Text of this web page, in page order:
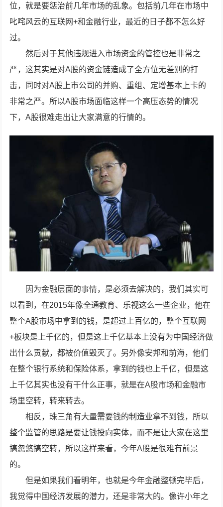
位，就是要惩治前几年市场的乱象。包括前几年在市场中
叱咤风云的互联网+和金融行业，最近的日子都不怎么好
过。
然后对于其他违规进入市场资金的管控也是非常之
严，这其实是对A股的资金链造成了全方位无差别的打
击，同时对A股上市公司的并购、重组、定增基本上卡的
非常之严。所以A股市场面临这样一个高压态势的情况
下，A股很难走出让大家满意的行情的。
因为金融层面的事情，是必须去解决的，我们其实可
以看到，在2015年像全通教育、乐视这么一些企业，他在
整个A股市场中拿到的钱，是超过上百亿的，整个互联网
+板块是上千亿的，但是这上千亿基本上没有为中国经济做
出什么贡献，都被价值毁灭了。另外像安邦和前海，他们
在整个银行系统和保险体系，拿到的钱也上千亿，但是这
上千亿其实也没有干什么正事，就是在A股市场和金融市
场里空转，转来转去。
相反，珠三角有大量需要钱的制造业拿不到钱，所以
整个监管的思路是要让钱投向实体，而不是让大家在这里
搞忽悠搞空转，所以这样来看，今年A股是很难有前景
的。
但是如果我们看明年，也就是今年金融整顿完毕后，
我觉得中国经济发展的潜力，还是非常大的。像许小年之